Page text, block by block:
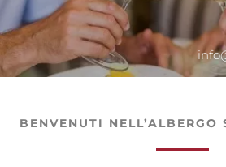
BENVENUTI NELL’ALBERGO